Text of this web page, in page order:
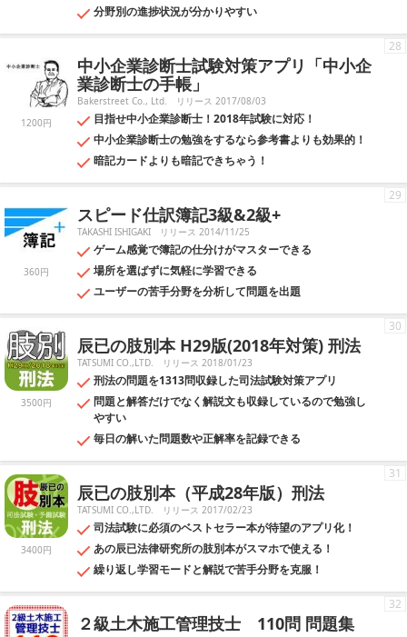
分野別の進捗状況が分かりやすい
1200円
中小企業診断士試験対策アプリ「中小企
業診断士の手帳」
Bakerstreet Co., Ltd. リリース 2017/08/03
目指せ中小企業診断士！2018年試験に対応！
中小企業診断士の勉強をするなら参考書よりも効果的！
暗記カードよりも暗記できちゃう！
28
360円
スピード仕訳簿記3級&2級+
TAKASHI ISHIGAKI リリース 2014/11/25
ゲーム感覚で簿記の仕分けがマスターできる
場所を選ばずに気軽に学習できる
ユーザーの苦手分野を分析して問題を出題
29
3500円
辰已の肢別本 H29版(2018年対策) 刑法
TATSUMI CO.,LTD. リリース 2018/01/23
刑法の問題を1313問収録した司法試験対策アプリ
問題と解答だけでなく解説文も収録しているので勉強し
やすい
毎日の解いた問題数や正解率を記録できる
30
3400円
辰已の肢別本（平成28年版）刑法
TATSUMI CO.,LTD. リリース 2017/02/23
司法試験に必須のベストセラー本が待望のアプリ化！
あの辰已法律研究所の肢別本がスマホで使える！
繰り返し学習モードと解説で苦手分野を克服！
31
２級土木施工管理技士 110問 問題集
32